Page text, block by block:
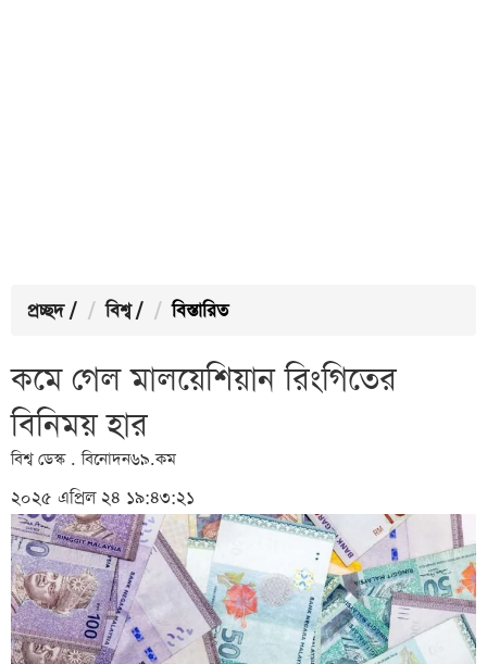
প্রচ্ছদ / বিশ্ব / বিস্তারিত
কমে গেল মালয়েশিয়ান রিংগিতের
বিনিময় হার
বিশ্ব ডেস্ক . বিনোদন৬৯.কম
২০২৫ এপ্রিল ২৪ ১৯:৪৩:২১